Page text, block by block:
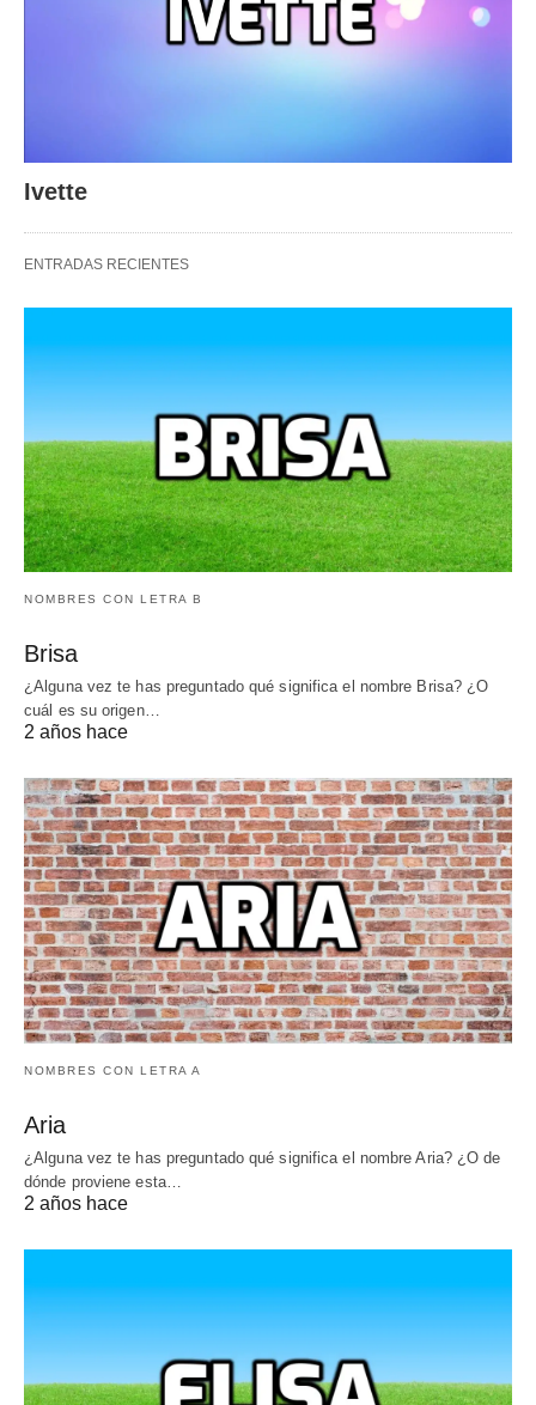
Ivette
ENTRADAS RECIENTES
NOMBRES CON LETRA B
Brisa
¿Alguna vez te has preguntado qué significa el nombre Brisa? ¿O
cuál es su origen…
2 años hace
NOMBRES CON LETRA A
Aria
¿Alguna vez te has preguntado qué significa el nombre Aria? ¿O de
dónde proviene esta…
2 años hace